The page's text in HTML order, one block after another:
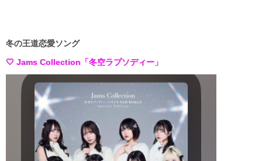
冬の王道恋愛ソング
🤍 Jams Collection「冬空ラプソディー」